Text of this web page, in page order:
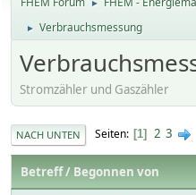
►
► Verbrauchsmessung
Stromzähler und Gaszähler
NACH UNTEN Seiten 1 2 3
Betreff/ Begonnen von